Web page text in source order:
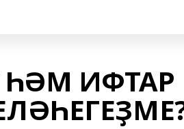
ҺӘМ ИФТАР